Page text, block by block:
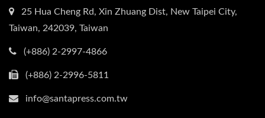
25 Hua Cheng Rd, Xin Zhuang Dist, New Taipei City,
Taiwan, 242039, Taiwan
(+886) 2-2997-4866
(+886) 2-2996-5811
info@santapress.com.tw